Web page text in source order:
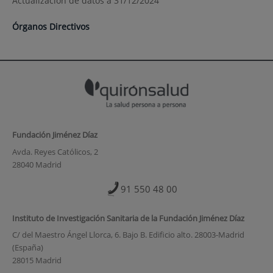
Órganos Directivos
Fundación Jiménez Díaz
Avda. Reyes Católicos, 2
28040 Madrid
91 550 48 00
Instituto de Investigación Sanitaria de la Fundación Jiménez Díaz
C/ del Maestro Ángel Llorca, 6. Bajo B. Edificio alto. 28003-Madrid
(España)
28015 Madrid